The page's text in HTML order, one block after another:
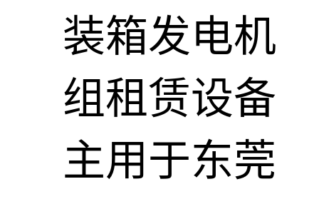
装箱发电机
组租赁设备
主用于东莞